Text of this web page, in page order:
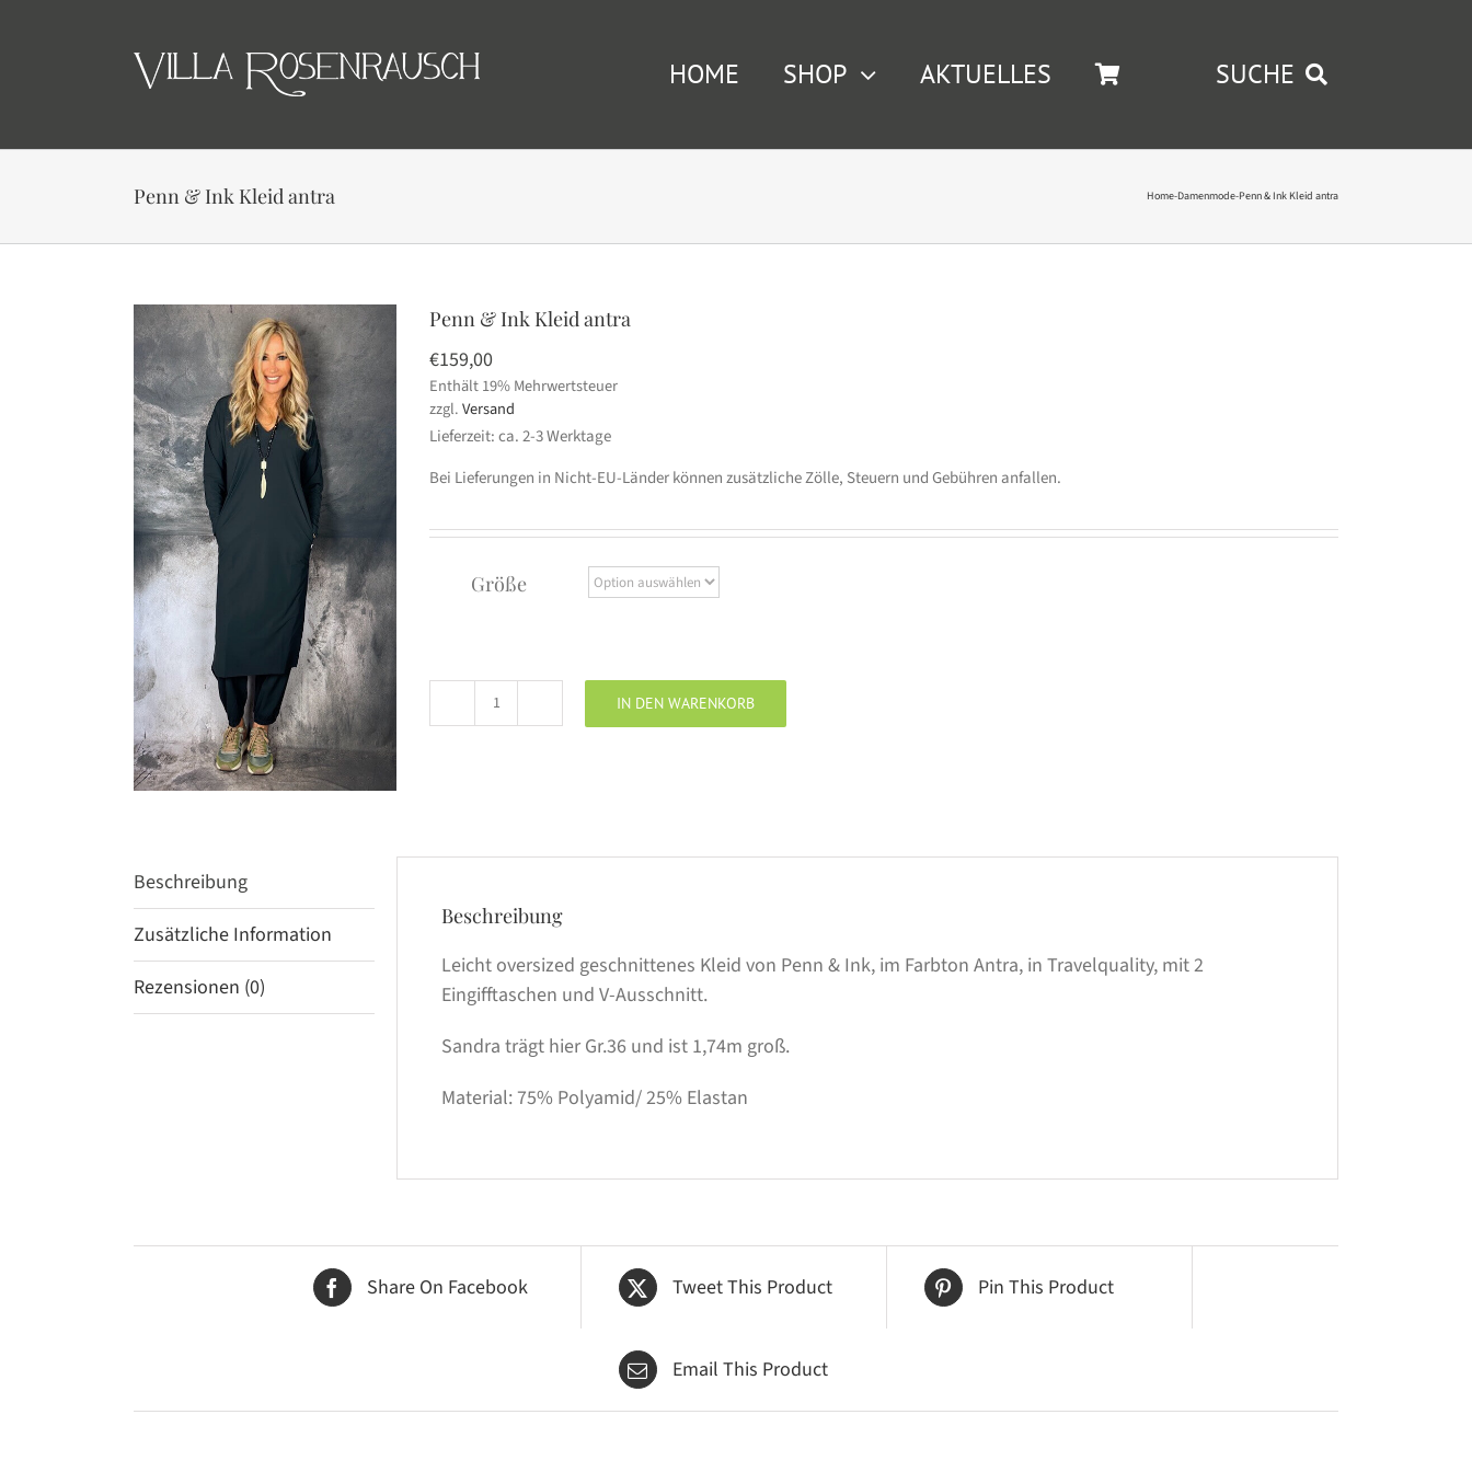
HOME SHOP AKTUELLES SUCHE
Penn & Ink Kleid antra Home-Damenmode-Penn & Ink Kleid antra
Penn & Ink Kleid antra
€159,00
Enthält 19% Mehrwertsteuer
zzgl.Versand
Lieferzeit: ca. 2-3 Werktage
Bei Lieferungen in Nicht-EU-Länder können zusätzliche Zölle, Steuern und Gebühren anfallen.
Größe
Penn
Menge
IN DEN WARENKORB
Beschreibung
Zusätzliche Information
Rezensionen (0)
Beschreibung
Leicht oversized geschnittenes Kleid von Penn & Ink, im Farbton Antra, in Travelquality, mit 2
Eingifftaschen und V-Ausschnitt.
Sandra trägt hier Gr.36 und ist 1,74m groß.
Material: 75% Polyamid/ 25% Elastan
Share On Facebook Tweet This Product Pin This Product
Email This Product